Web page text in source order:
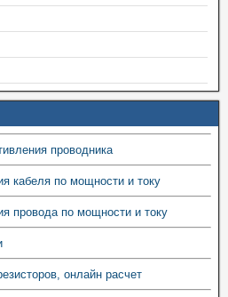
проводника
кабеля по мощности и току
провода по мощности и току
онлайн расчет